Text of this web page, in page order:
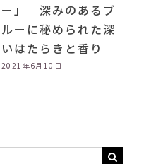
のあるブ
められた深
と香り
～ 美
立つオ